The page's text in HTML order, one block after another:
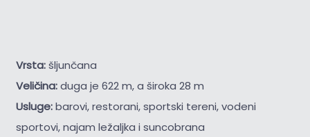
Vrsta:šljunčana
Veličina:duga je 622 m, a široka 28 m
Usluge:barovi, restorani, sportski tereni, vodeni
sportovi, najam ležaljka i suncobrana